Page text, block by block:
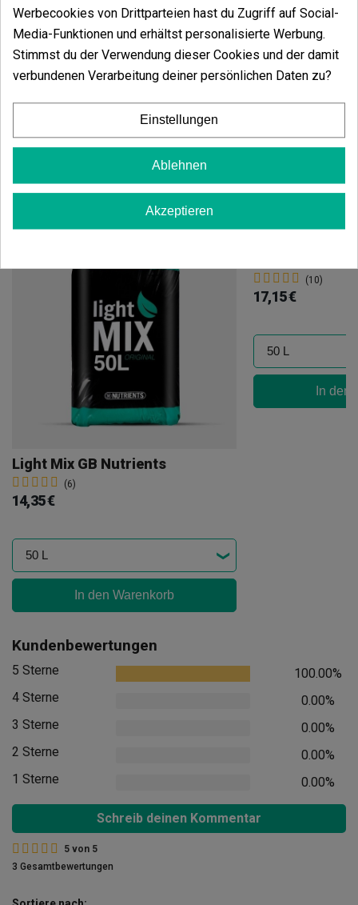
3x Samen „ Horchata“ GB Seeds
1x Keimschale
aus Kokos mit 12 Zellen
1xRoots GBNährstoffe 50 ml
1x Aufkleber GB „Cogollos“
1x Aufkleber GB „420“
Porro
Vielleicht gefällt Ihnen auch
Light Mix GB Nutrients
(6)
14,35 €
In den Warenkorb
(10)
17,15 €
In den
Kundenbewertungen
5 Sterne
100.00%
4 Sterne
0.00%
3 Sterne
0.00%
2 Sterne
0.00%
1 Sterne
0.00%
Schreib deinen Kommentar
5 von 5
3 Gesamtbewertungen
Werbecookies von Drittparteien hast du Zugriff auf Social-
Media-Funktionen und erhältst personalisierte Werbung.
Stimmst du der Verwendung dieser Cookies und der damit
verbundenen Verarbeitung deiner persönlichen Daten zu?
Einstellungen
Ablehnen
Akzeptieren